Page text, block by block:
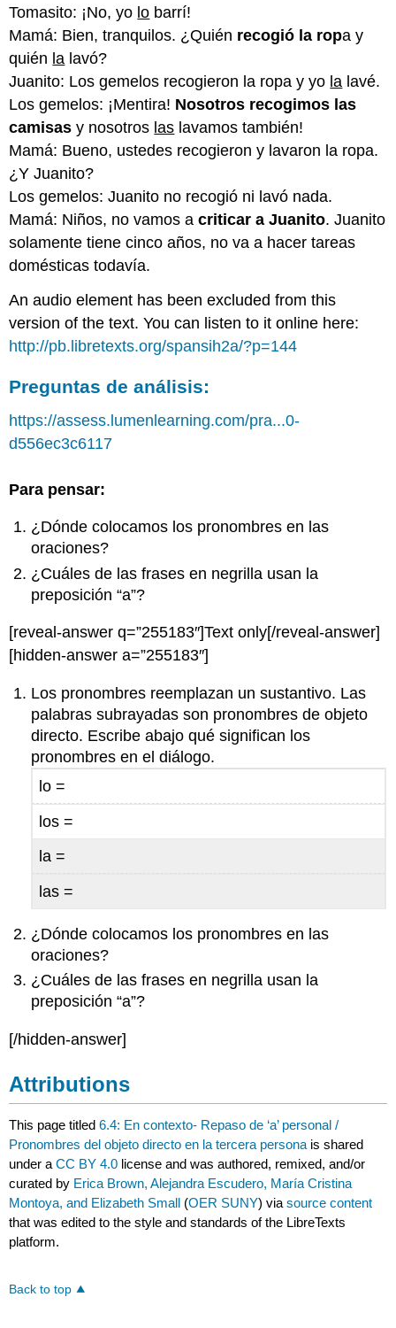
Tomasito: ¡No, yo lo barrí!
Mamá: Bien, tranquilos. ¿Quién recogió la ropa y
quién la lavó?
Juanito: Los gemelos recogieron la ropa y yo la lavé.
Los gemelos: ¡Mentira! Nosotros recogimos las
camisas y nosotros las lavamos también!
Mamá: Bueno, ustedes recogieron y lavaron la ropa.
¿Y Juanito?
Los gemelos: Juanito no recogió ni lavó nada.
Mamá: Niños, no vamos acriticar a Juanito. Juanito
solamente tiene cinco años, no va a hacer tareas
domésticas todavía.
An audio element has been excluded from this
version of the text. You can listen to it online here:
http://pb.libretexts.org/spansih2a/?p=144
Preguntas de análisis:
https://assess.lumenlearning.com/pra...0-
d556ec3c6117
Para pensar:
¿Dónde colocamos los pronombres en las
oraciones?
¿Cuáles de las frases en negrilla usan la
preposición “a”?
[reveal-answer q=”255183″]Text only[/reveal-answer]
[hidden-answer a=”255183″]
Los pronombres reemplazan un sustantivo. Las
palabras subrayadas son pronombres de objeto
directo. Escribe abajo qué significan los
pronombres en el diálogo.
lo =
los =
la =
las =
¿Dónde colocamos los pronombres en las
oraciones?
¿Cuáles de las frases en negrilla usan la
preposición “a”?
[/hidden-answer]
Attributions
This page titled6.4: En contexto- Repaso de ‘a’ personal /
Pronombres del objeto directo en la tercera persona is shared
under aCC BY 4.0 license and was authored, remixed, and/or
curated by Erica Brown, Alejandra Escudero, María Cristina
Montoya, and Elizabeth Small (OER SUNY) viasource content
that was edited to the style and standards of the LibreTexts
platform.
Back to top